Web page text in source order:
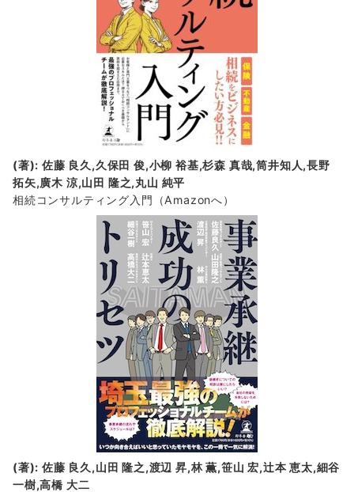
(著): 佐藤 良久,久保田 俊,小柳 裕基,杉森 真哉,筒井知人,長野
拓矢,廣木 涼,山田 隆之,丸山 純平
相続コンサルティング入門 （Amazonへ）
(著): 佐藤 良久,山田 隆之,渡辺 昇,林 薫,笹山 宏,辻本 恵太,細谷
一樹,高橋 大二